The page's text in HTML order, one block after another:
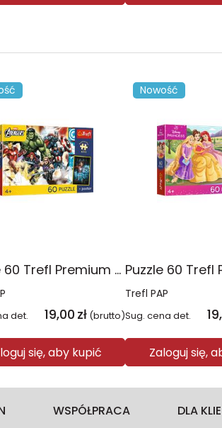
Puzzle 60 Trefl Premium Plus Kids Marvel Razem Silniejsi 17436
det. 19,00 zł (brutto)
się, aby kupić
Nowość
Trefl PAP
Sug. cena det.
Zaloguj się,
WSPÓŁPRACA DLA